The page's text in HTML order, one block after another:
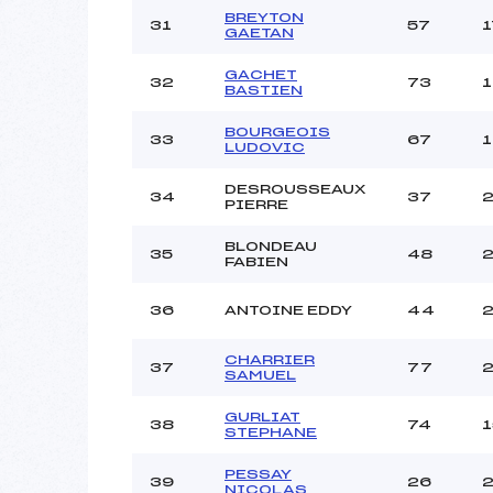
31
BREYTON
GAETAN
57
32
GACHET
BASTIEN
73
33
BOURGEOIS
LUDOVIC
67
34
DESROUSSEAUX
PIERRE
37
35
BLONDEAU
FABIEN
48
36 ANTOINE EDDY 44
37
CHARRIER
SAMUEL
77
38
GURLIAT
STEPHANE
74
39
PESSAY
NICOLAS
26